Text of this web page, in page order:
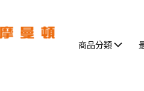
商品分類